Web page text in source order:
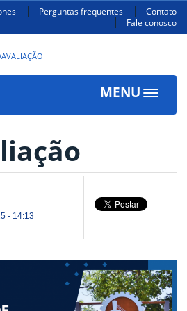
Perguntas frequentes
Contato
Fale conosco
MENU
Toggle
- 14:13